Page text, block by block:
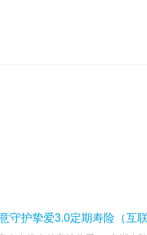
守护挚爱3.0定期寿险（互